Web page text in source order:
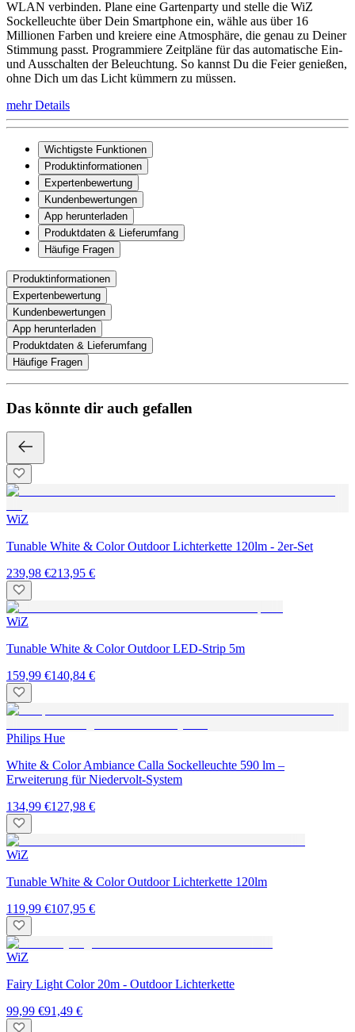
WLAN verbinden. Plane eine Gartenparty und stelle die WiZ
Sockelleuchte über Dein Smartphone ein, wähle aus über 16
Millionen Farben und kreiere eine Atmosphäre, die genau zu Deiner
Stimmung passt. Programmiere Zeitpläne für das automatische Ein-
und Ausschalten der Beleuchtung. So kannst Du die Feier genießen,
ohne Dich um das Licht kümmern zu müssen.
mehr Details
Wichtigste Funktionen
Produktinformationen
Expertenbewertung
Kundenbewertungen
App herunterladen
Produktdaten & Lieferumfang
Häufige Fragen
Produktinformationen
Expertenbewertung
Kundenbewertungen
App herunterladen
Produktdaten & Lieferumfang
Häufige Fragen
Das könnte dir auch gefallen
WiZ
Tunable White & Color Outdoor Lichterkette 120lm - 2er-Set
239,98 €213,95 €
WiZ
Tunable White & Color Outdoor LED-Strip 5m
159,99 €140,84 €
Philips Hue
White & Color Ambiance Calla Sockelleuchte 590 lm –
Erweiterung für Niedervolt-System
134,99 €127,98 €
WiZ
Tunable White & Color Outdoor Lichterkette 120lm
119,99 €107,95 €
WiZ
Fairy Light Color 20m - Outdoor Lichterkette
99,99 €91,49 €